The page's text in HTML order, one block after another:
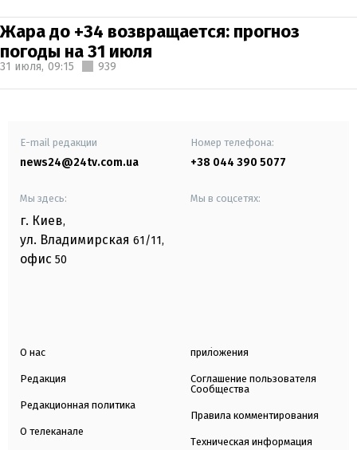
Жара до +34 возвращается: прогноз
погоды на 31 июля
31 июля, 09:15 939
E-mail редакции
news24@24tv.com.ua
Номер телефона:
+38 044 390 5077
Мы здесь:
г. Киев,
ул. Владимирская 61/11,
офис 50
Мы в соцсетях:
О нас
Редакция
Редакционная политика
О телеканале
приложения
Соглашение пользователя
Сообщества
Правила комментирования
Техническая информация